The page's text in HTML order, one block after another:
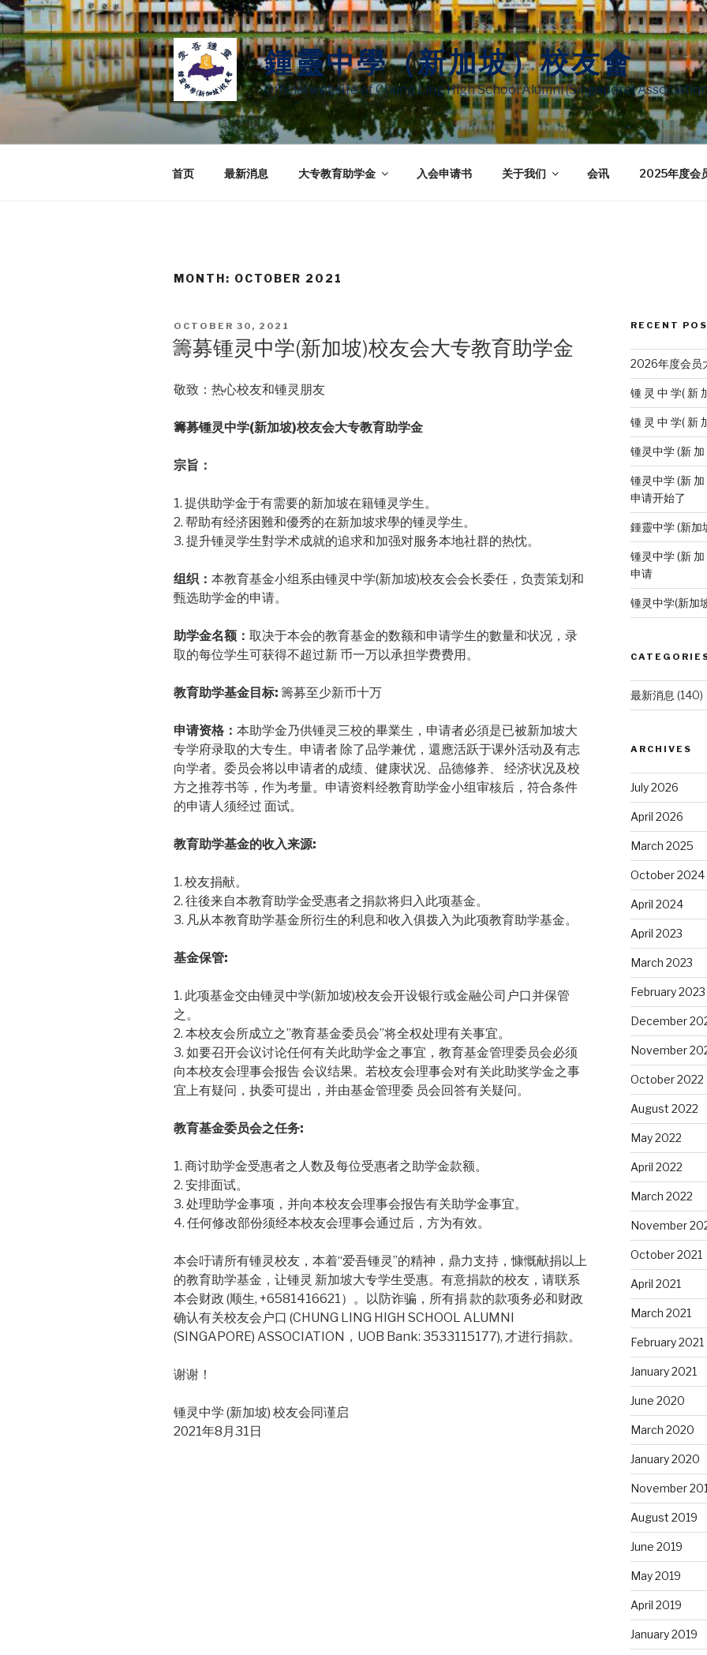
Skip
to
content
鍾靈中學（新加坡）校友會
Official website of Chung Ling High School Alumni (Singapore)
首页 最新消息 大专教育助学金 入会申请书 关于我们 会讯 2025年度会
MONTH: OCTOBER 2021
POSTED
ON
OCTOBER 30, 2021
籌募锺灵中学(新加坡)校友会大专教育助学金
敬致：热心校友和锺灵朋友
籌募锺灵中学(新加坡)校友会大专教育助学金
宗旨：
1. 提供助学金于有需要的新加坡在籍锺灵学生。
2. 帮助有经济困難和優秀的在新加坡求學的锺灵学生。
3. 提升锺灵学生對学术成就的追求和加强对服务本地社群的热忱。
组织： 本教育基金小组系由锺灵中学(新加坡)校友会会长委任，负责策划和
甄选助学金的申请。
助学金名额： 取决于本会的教育基金的数额和申请学生的數量和状况，录
取的每位学生可获得不超过新 币一万以承担学费费用。
教育助学基金目标: 籌募至少新币十万
申请资格： 本助学金乃供锺灵三校的畢業生，申请者必須是已被新加坡大
专学府录取的大专生。申请者 除了品学兼优，還應活跃于课外活动及有志
向学者。委员会将以申请者的成绩、健康状况、品德修养、 经济状况及校
方之推荐书等，作为考量。申请资料经教育助学金小组审核后，符合条件
的申请人须经过 面试。
教育助学基金的收入来源:
1. 校友捐献。
2. 往後来自本教育助学金受惠者之捐款将归入此项基金。
3. 凡从本教育助学基金所衍生的利息和收入俱拨入为此项教育助学基金。
基金保管:
1. 此项基金交由锺灵中学(新加坡)校友会开设银行或金融公司户口并保管
之。
2. 本校友会所成立之”教育基金委员会”将全权处理有关事宜。
3. 如要召开会议讨论任何有关此助学金之事宜，教育基金管理委员会必须
向本校友会理事会报告 会议结果。若校友会理事会对有关此助奖学金之事
宜上有疑问，执委可提出，并由基金管理委 员会回答有关疑问。
教育基金委员会之任务:
1. 商讨助学金受惠者之人数及每位受惠者之助学金款额。
2. 安排面试。
3. 处理助学金事项，并向本校友会理事会报告有关助学金事宜。
4. 任何修改部份须经本校友会理事会通过后，方为有效。
本会吁请所有锺灵校友，本着“爱吾锺灵”的精神，鼎力支持，慷慨献捐以上
的教育助学基金，让锺灵 新加坡大专学生受惠。有意捐款的校友，请联系
本会财政 (顺生, +6581416621）。以防诈骗，所有捐 款的款项务必和财政
确认有关校友会户口 (CHUNG LING HIGH SCHOOL ALUMNI
(SINGAPORE) ASSOCIATION，UOB Bank: 3533115177), 才进行捐款。
谢谢！
锺灵中学 (新加坡) 校友会同谨启
2021年8月31日
RECENT
2026年度会员
锺 灵 中 学( 新
锺 灵 中 学( 新
锺灵中学 (新
锺灵中学 (新
申请开始了
鍾靈中学 (新加
锺灵中学 (新
申请
锺灵中学(新加
最新消息 (140)
ARCHIVES
July 2026
April 2026
March 2025
October 2024
April 2024
April 2023
March 2023
February 2023
December
November
October 2022
August 2022
May 2022
April 2022
March 2022
November
October 2021
April 2021
March 2021
February 2021
January 2021
June 2020
March 2020
January 2020
November
August 2019
June 2019
May 2019
April 2019
January 2019